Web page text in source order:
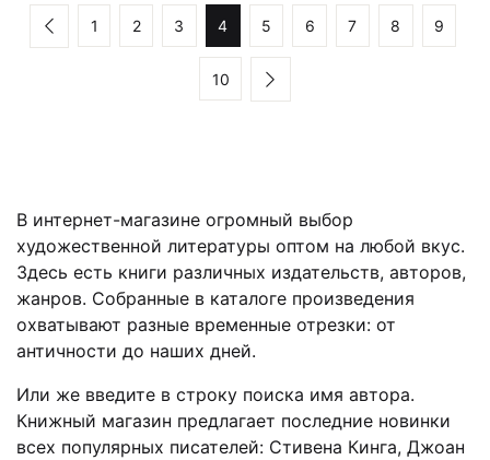
1 2 3 4 5 6 7 8 9
10
В интернет-магазине огромный выбор
художественной литературы оптом на любой вкус.
Здесь есть книги различных издательств, авторов,
жанров. Собранные в каталоге произведения
охватывают разные временные отрезки: от
античности до наших дней.
Или же введите в строку поиска имя автора.
Книжный магазин предлагает последние новинки
всех популярных писателей: Стивена Кинга, Джоан